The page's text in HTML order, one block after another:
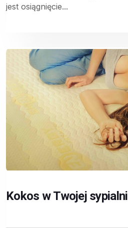
jest osiągnięcie...
Kokos w Twojej sypialni